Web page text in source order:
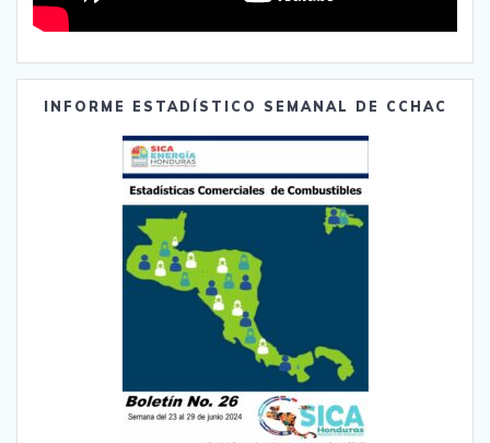
INFORME ESTADÍSTICO SEMANAL DE CCHAC